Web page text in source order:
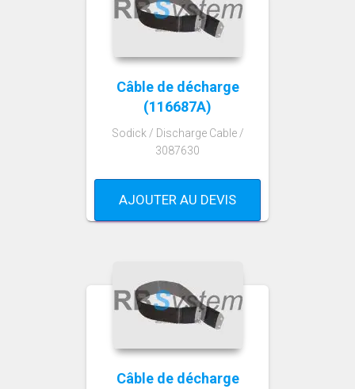
Câble de décharge
(116687A)
Sodick / Discharge Cable /
3087630
AJOUTER AU DEVIS
Câble de décharge